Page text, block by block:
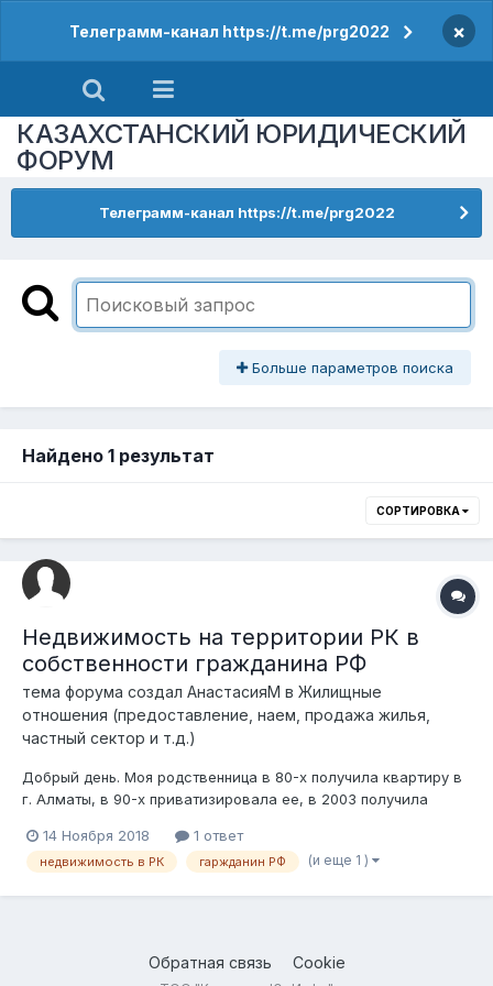
Телеграмм-канал https://t.me/prg2022 ×
КАЗАХСТАНСКИЙ ЮРИДИЧЕСКИЙ
ФОРУМ
Телеграмм-канал https://t.me/prg2022
Больше параметров поиска
Найдено 1 результат
СОРТИРОВКА
Недвижимость на территории РК в
собственности гражданина РФ
тема форума создал АнастасияМ в Жилищные
отношения (предоставление, наем, продажа жилья,
частный сектор и т.д.)
Добрый день. Моя родственница в 80-х получила квартиру в
г. Алматы, в 90-х приватизировала ее, в 2003 получила
данными по РНН и ИНН! С 2011 года постоянно проживает на
территории РФ. Из правоустанавливающих документов на
14 Ноября 2018 1 ответ
недвижимость в РК гаржданин РФ (и еще 1 )
Обратная связь Cookie